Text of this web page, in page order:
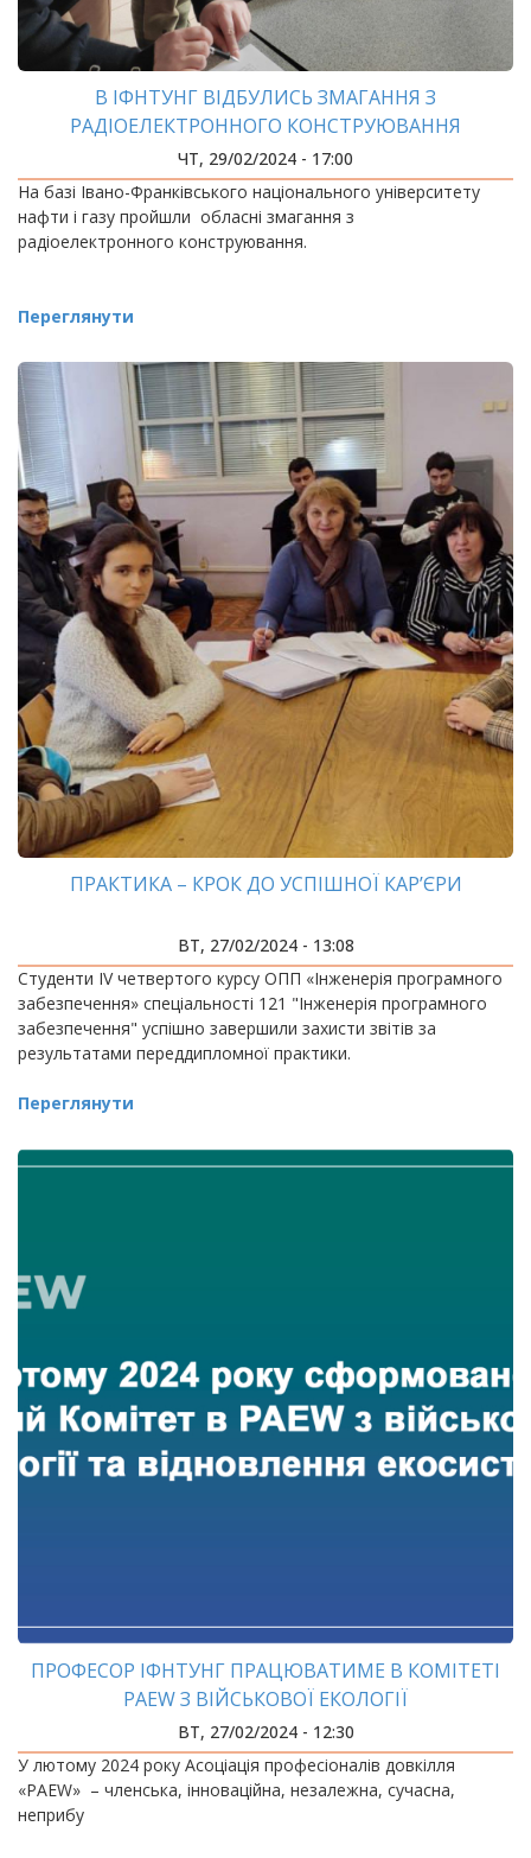
В ІФНТУНГ ВІДБУЛИСЬ ЗМАГАННЯ З
РАДІОЕЛЕКТРОННОГО КОНСТРУЮВАННЯ
ЧТ, 29/02/2024 - 17:00
На базі Івано-Франківського національного університету
нафти і газу пройшли обласні змагання з
радіоелектронного конструювання.
Переглянути
ПРАКТИКА – КРОК ДО УСПІШНОЇ КАР’ЄРИ
ВТ, 27/02/2024 - 13:08
Студенти IV четвертого курсу ОПП «Інженерія програмного
забезпечення» спеціальності 121 "Інженерія програмного
забезпечення" успішно завершили захисти звітів за
результатами переддипломної практики.
Переглянути
ПРОФЕСОР ІФНТУНГ ПРАЦЮВАТИМЕ В КОМІТЕТІ
PAEW З ВІЙСЬКОВОЇ ЕКОЛОГІЇ
ВТ, 27/02/2024 - 12:30
У лютому 2024 року Асоціація професіоналів довкілля
«PAEW» – членська, інноваційна, незалежна, сучасна,
неприбу